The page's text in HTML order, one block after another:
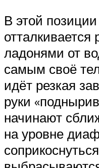
В этой
ладонями от
самым своё
идёт резкая
руки
начинают
на уровне